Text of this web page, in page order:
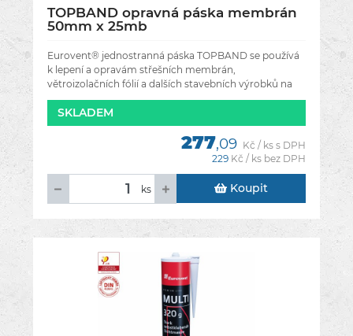
TOPBAND opravná páska membrán
50mm x 25mb
Eurovent® jednostranná páska TOPBAND se používá
k lepení a opravám střešních membrán,
větroizolačních fólií a dalších stavebních výrobků na
bázi polypropylénu.Perfektně se
SKLADEM
277,09 Kč / ks s DPH
229 Kč / ks bez DPH
ks Koupit